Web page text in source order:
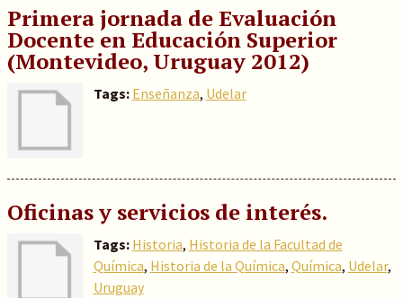
Primera jornada de Evaluación
Docente en Educación Superior
(Montevideo, Uruguay 2012)
Tags: Enseñanza, Udelar
Oficinas y servicios de interés.
Tags: Historia, Historia de la Facultad de
Química, Historia de la Química, Química, Udelar,
Uruguay